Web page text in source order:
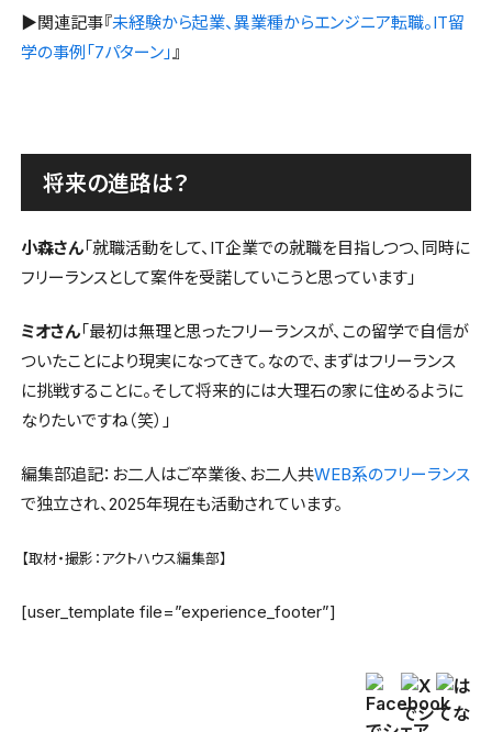
▶関連記事『未経験から起業、異業種からエンジニア転職。IT留
学の事例「7パターン」』
将来の進路は？
小森さん「就職活動をして、IT企業での就職を目指しつつ、同時に
フリーランスとして案件を受諾していこうと思っています」
ミオさん「最初は無理と思ったフリーランスが、この留学で自信が
ついたことにより現実になってきて。なので、まずはフリーランス
に挑戦することに。そして将来的には大理石の家に住めるように
なりたいですね（笑）」
編集部追記：お二人はご卒業後、お二人共WEB系のフリーランス
で独立され、2025年現在も活動されています。
【取材・撮影：アクトハウス編集部】
[user_template file=”experience_footer”]